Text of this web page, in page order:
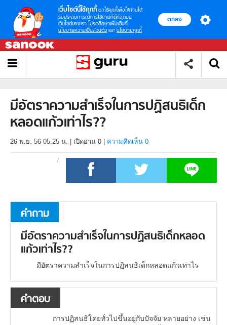
เว็บไซต์นี้ใช้คุกกี้ เราใช้คุกกี้เพื่อให้ท่านได้
รับประสบการณ์การใช้งานที่ดีที่สุดบน
เว็บไซต์ของเรา โปรดศึกษาเพิ่มเติมที่
นโยบายความเป็นส่วนตัว และ นโยบายคุกกี้
ตกลง
มีอัตราความสำเร็จในการปฏิสนธิเด็ก
หลอดแก้วเท่าไร??
26 พ.ย. 56 05.25 น. เปิดอ่าน 0 ความคิดเห็น 0
คำถาม
มีอัตราความสำเร็จในการปฏิสนธิเด็กหลอด
แก้วเท่าไร??
มีอัตราความสำเร็จในการปฏิสนธิเด็กหลอดแก้วเท่าไร
คำตอบ
การปฏิสนธิโดยทั่วไปขึ้นอยู่กับปัจจัย หลายอย่าง เช่น